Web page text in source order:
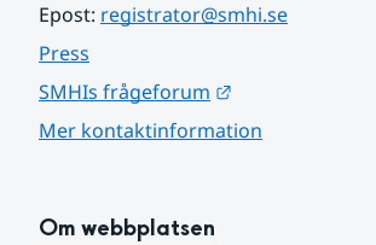
Epost: registrator@smhi.se
Press
SMHIs frågeforum
Mer kontaktinformation
Om webbplatsen